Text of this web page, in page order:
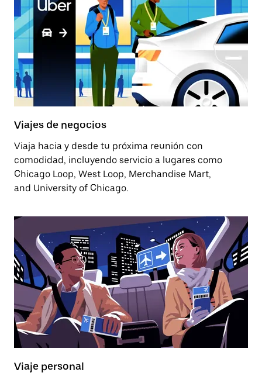
Viajes de negocios
Viaja hacia y desde tu próxima reunión con
comodidad, incluyendo servicio a lugares como
Chicago Loop, West Loop, Merchandise Mart,
and University of Chicago.
Viaje personal